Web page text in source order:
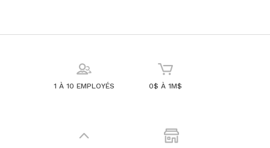
1 À 10 EMPLOYÉS 0$ À 1M$